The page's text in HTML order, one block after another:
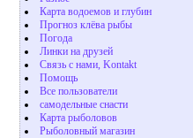
Карта водоемов и глубин
Прогноз клёва рыбы
Погода
Линки на друзей
Связь с нами, Kontakt
Помощь
Все пользователи
самодельные снасти
Карта рыболовов
Рыболовный магазин